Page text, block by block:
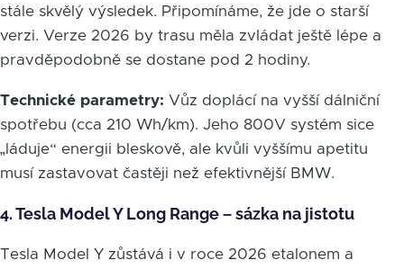
stále skvělý výsledek. Připomínáme, že jde o starší
verzi. Verze 2026 by trasu měla zvládat ještě lépe a
pravděpodobně se dostane pod 2 hodiny.
Technické parametry: Vůz doplácí na vyšší dálniční
spotřebu (cca 210 Wh/km). Jeho 800V systém sice
„láduje“ energii bleskově, ale kvůli vyššímu apetitu
musí zastavovat častěji než efektivnější BMW.
4. Tesla Model Y Long Range – sázka na jistotu
Tesla Model Y zůstává i v roce 2026 etalonem a